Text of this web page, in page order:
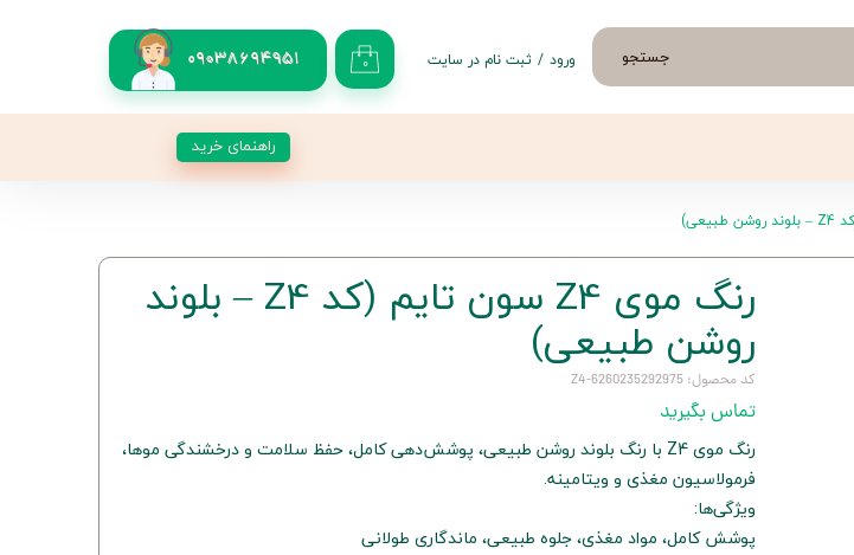
09038694951 جستجو ۰ ورود / ثبت نام در سایت
راهنمای خرید
رنگ موی Z4 سون تایم (کد Z4 – بلوند
روشن طبیعی)
کد محصول: 6260235292975-Z4
تماس بگیرید
رنگ موی Z4 با رنگ بلوند روشن طبیعی، پوشش‌دهی کامل، حفظ سلامت و درخشندگی موها،
فرمولاسیون مغذی و ویتامینه.
ویژگی‌ها:
پوشش کامل، مواد مغذی، جلوه طبیعی، ماندگاری طولانی